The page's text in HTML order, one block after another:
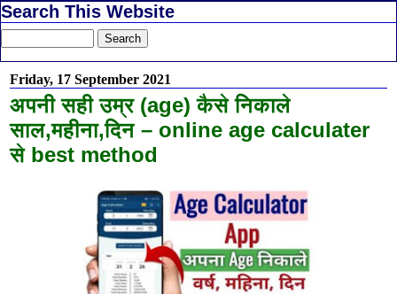
Search This Website
Friday, 17 September 2021
अपनी सही उम्र (age) कैसे निकाले
साल,महीना,दिन – online age calculater
से best method